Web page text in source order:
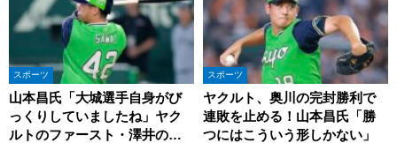
スポーツ
山本昌氏「大城選手自身がび
っくりしていましたね」ヤク
ルトのファースト・澤井の判
スポーツ
ヤクルト、奥川の完封勝利で
連敗を止める！山本昌氏「勝
つにはこういう形しかない」